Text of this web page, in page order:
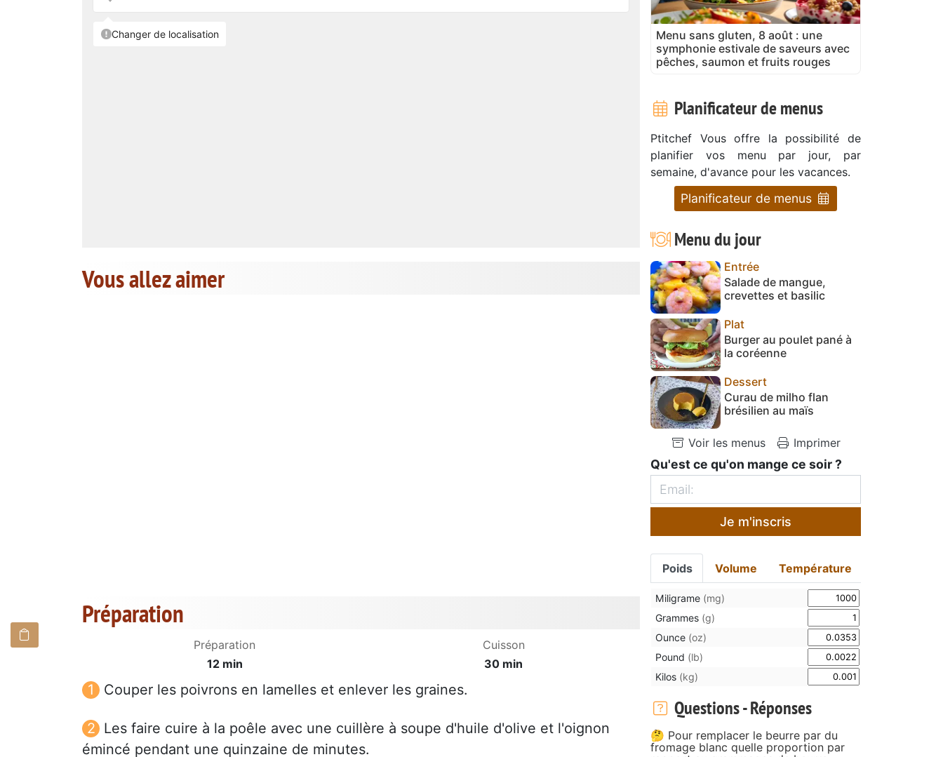
Vous allez aimer
Préparation
Préparation
12 min
Cuisson
30 min
Couper les poivrons en lamelles et enlever les graines.
Les faire cuire à la poêle avec une cuillère à soupe d'huile d'olive et l'oignon
émincé pendant une quinzaine de minutes.
Menu sans gluten, 8 août : une
symphonie estivale de saveurs avec
pêches, saumon et fruits rouges
Planificateur de menus
Ptitchef Vous offre la possibilité de
planifier vos menu par jour, par
semaine, d'avance pour les vacances.
Planificateur de menus
Menu du jour
Entrée
Salade de mangue,
crevettes et basilic
Plat
Burger au poulet pané à
la coréenne
Dessert
Curau de milho flan
brésilien au maïs
Voir les menus Imprimer
Qu'est ce qu'on mange ce soir ?
Je m'inscris
Poids Volume Température
Miligrame (mg)
Grammes (g)
Ounce (oz)
Pound (lb)
Kilos (kg)
Questions - Réponses
🤔 Pour remplacer le beurre par du
fromage blanc quelle proportion par